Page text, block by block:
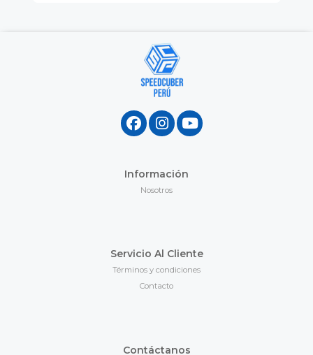
Información
Nosotros
Servicio Al Cliente
Términos y condiciones
Contacto
Contáctanos